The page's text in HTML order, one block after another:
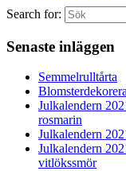
Search for:
Senaste inläggen
Semmelrulltårta
Julkalendern
rosmarin
Julkalendern
Julkalendern
vitlökssmör